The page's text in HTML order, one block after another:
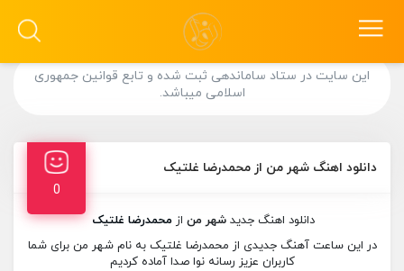
این سایت در ستاد ساماندهی ثبت شده و تابع قوانین جمهوری
اسلامی میباشد.
دانلود اهنگ شهر من از محمدرضا غلتیک
0
دانلود اهنگ جدیدشهر من ازمحمدرضا غلتیک
در این ساعت آهنگ جدیدی از محمدرضا غلتیک به نام شهر من برای شما
کاربران عزیز رسانه نوا صدا آماده کردیم